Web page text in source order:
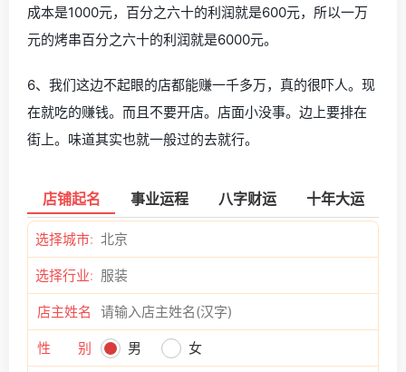
成本是1000元，百分之六十的利润就是600元，所以一万
元的烤串百分之六十的利润就是6000元。
6、我们这边不起眼的店都能赚一千多万，真的很吓人。现
在就吃的赚钱。而且不要开店。店面小没事。边上要排在
街上。味道其实也就一般过的去就行。
店铺起名 事业运程 八字财运 十年大运
选择城市:
选择行业:
店主姓名
性 别 男 女